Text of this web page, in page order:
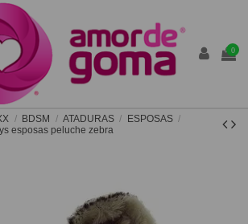
0
BDSM ATADURAS
ESPOSAS
esposas peluche zebra